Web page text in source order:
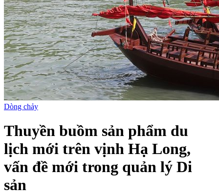
Dòng chảy
Thuyền buồm sản phẩm du
lịch mới trên vịnh Hạ Long,
vấn đề mới trong quản lý Di
sản